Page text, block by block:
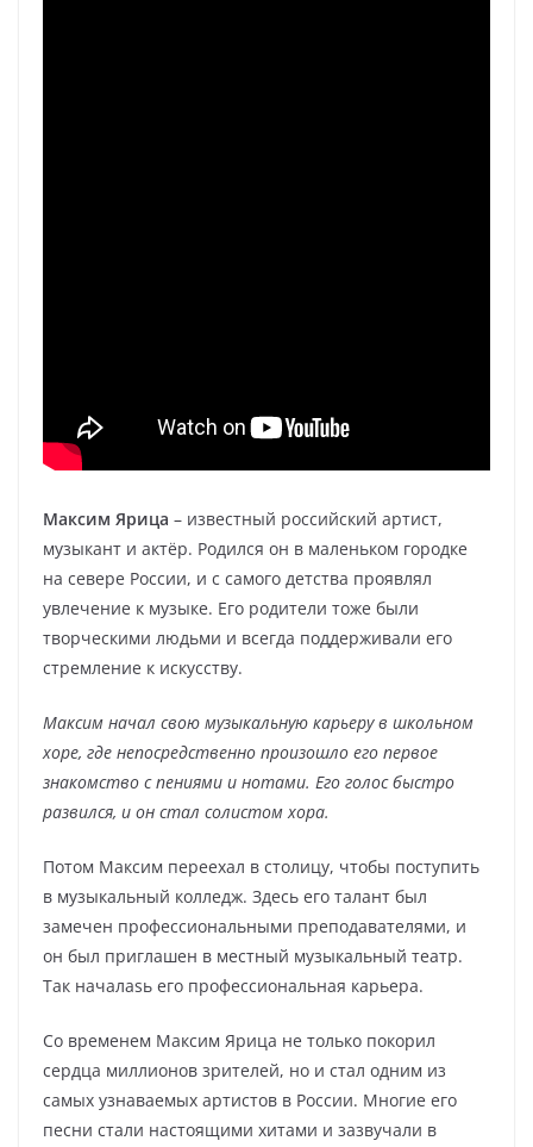
Максим Ярица – известный российский артист,
музыкант и актёр. Родился он в маленьком городке
на севере России, и с самого детства проявлял
увлечение к музыке. Его родители тоже были
творческими людьми и всегда поддерживали его
стремление к искусству.
Максим начал свою музыкальную карьеру в школьном
хоре, где непосредственно произошло его первое
знакомство с пениями и нотами. Его голос быстро
развился, и он стал солистом хора.
Потом Максим переехал в столицу, чтобы поступить
в музыкальный колледж. Здесь его талант был
замечен профессиональными преподавателями, и
он был приглашен в местный музыкальный театр.
Так началasь его профессиональная карьера.
Со временем Максим Ярица не только покорил
сердца миллионов зрителей, но и стал одним из
самых узнаваемых артистов в России. Многие его
песни стали настоящими хитами и зазвучали в